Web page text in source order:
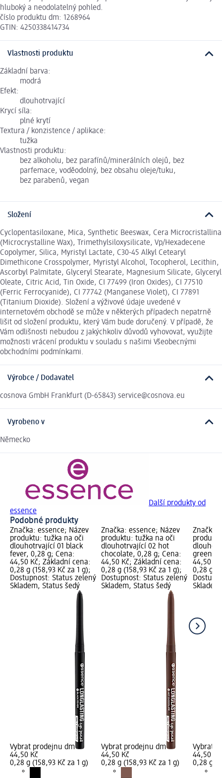
hluboký a neodolatelný pohled.
číslo produktu dm: 1268964
GTIN: 4250338414734
Vlastnosti produktu
Základní barva:
modrá
Efekt:
dlouhotrvající
Krycí síla:
plné krytí
Textura / konzistence / aplikace:
tužka
Vlastnosti produktu:
bez alkoholu, bez parafínů/minerálních olejů, bez
parfemace, voděodolný, bez obsahu oleje/tuku,
bez parabenů, vegan
Složení
Cyclopentasiloxane, Mica, Synthetic Beeswax, Cera Microcristallina
(Microcrystalline Wax), Trimethylsiloxysilicate, Vp/Hexadecene
Copolymer, Silica, Myristyl Lactate, C30-45 Alkyl Cetearyl
Dimethicone Crosspolymer, Myristyl Alcohol, Tocopherol, Lecithin,
Ascorbyl Palmitate, Glyceryl Stearate, Magnesium Silicate, Glyceryl
Oleate, Citric Acid, Tin Oxide, CI 77499 (Iron Oxides), CI 77510
(Ferric Ferrocyanide), CI 77742 (Manganese Violet), CI 77891
(Titanium Dioxide). Složení a výživové údaje uvedené v
internetovém obchodě se může v některých případech nepatrně
lišit od složení produktu, který Vám bude doručený. V případě, že
Vám odlišnosti nebudou z jakýchkoliv důvodů vyhovovat, využijte
možnosti vrácení produktu v souladu s našimi Všeobecnými
obchodními podmínkami.
Výrobce / Dodavatel
cosnova GmbH Frankfurt (D-65843) service@cosnova.eu
Vyrobeno v
Německo
Další produkty od
essence
Podobné produkty
Značka: essence; Název
produktu: tužka na oči
dlouhotrvající 01 black
fever, 0,28 g; Cena:
44,50 Kč; Základní cena:
0,28 g (158,93 Kč za 1 g);
Dostupnost: Status zelený
Skladem, Status šedý
Vybrat prodejnu dm
44,50 Kč
0,28 g (158,93 Kč za 1 g)
Značka: essence; Název
produktu: tužka na oči
dlouhotrvající 02 hot
chocolate, 0,28 g; Cena:
44,50 Kč; Základní cena:
0,28 g (158,93 Kč za 1 g);
Dostupnost: Status zelený
Skladem, Status šedý
Vybrat prodejnu dm
44,50 Kč
0,28 g (158,93 Kč za 1 g)
Značka:
green,
44,50
0,28 g
Vybrat
44,50 Kč
0,28 g